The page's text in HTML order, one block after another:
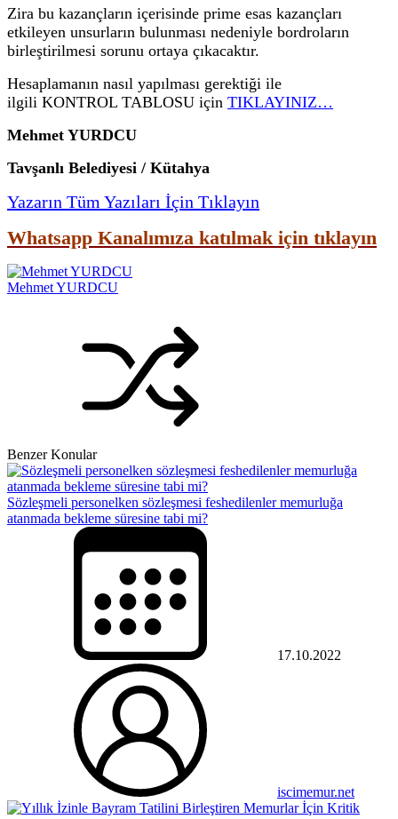
Zira bu kazançların içerisinde prime esas kazançları
etkileyen unsurların bulunması nedeniyle bordroların
birleştirilmesi sorunu ortaya çıkacaktır.
Hesaplamanın nasıl yapılması gerektiği ile
ilgili KONTROL TABLOSU için TIKLAYINIZ…
Mehmet YURDCU
Tavşanlı Belediyesi / Kütahya
Yazarın Tüm Yazıları İçin Tıklayın
Whatsapp Kanalımıza katılmak için tıklayın
Mehmet YURDCU
Benzer Konular
Sözleşmeli personelken sözleşmesi feshedilenler memurluğa
atanmada bekleme süresine tabi mi?
17.10.2022
iscimemur.net